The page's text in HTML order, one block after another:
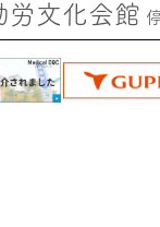
労文化会館